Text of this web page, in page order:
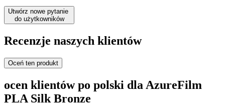
Utwórz nowe pytanie
do użytkowników
Recenzje naszych klientów
Oceń ten produkt
ocen klientów po polski dla AzureFilm
PLA Silk Bronze